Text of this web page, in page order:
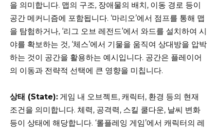
을 의미합니다. 맵의 구조, 장애물의 배치, 이동 경로 등이
공간 메커니즘에 포함됩니다. ‘마리오’에서 점프를 통해 맵
을 탐험하거나, ‘리그 오브 레전드’에서 와드를 설치하여 시
야를 확보하는 것, ‘체스’에서 기물을 움직여 상대방을 압박
하는 것이 공간을 활용하는 예시입니다. 공간은 플레이어
의 이동과 전략적 선택에 큰 영향을 미칩니다.
상태 (State): 게임 내 오브젝트, 캐릭터, 환경 등의 현재
조건을 의미합니다. 체력, 공격력, 스킬 쿨다운, 날씨 변화
등이 상태에 해당합니다. ‘롤플레잉 게임’에서 캐릭터의 레